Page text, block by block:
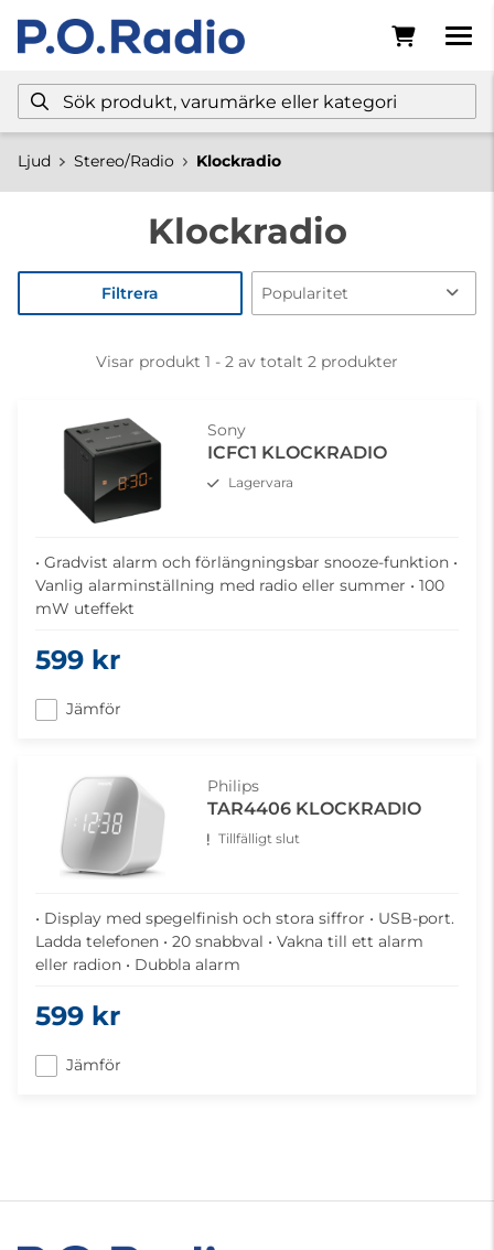
Ljud Stereo/Radio Klockradio
Klockradio
Filtrera
Visar produkt 1 - 2 av totalt 2 produkter
Sony
ICFC1 KLOCKRADIO
Lagervara
• Gradvist alarm och förlängningsbar snooze-funktion •
Vanlig alarminställning med radio eller summer • 100
mW uteffekt
599 kr
Jämför
Philips
TAR4406 KLOCKRADIO
Tillfälligt slut
• Display med spegelfinish och stora siffror • USB-port.
Ladda telefonen • 20 snabbval • Vakna till ett alarm
eller radion • Dubbla alarm
599 kr
Jämför